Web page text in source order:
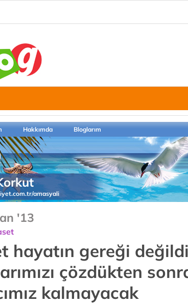
Hakkımda Bloglarım
amasyali
'13
hayatın gereği
çözdükten
kalmayacak